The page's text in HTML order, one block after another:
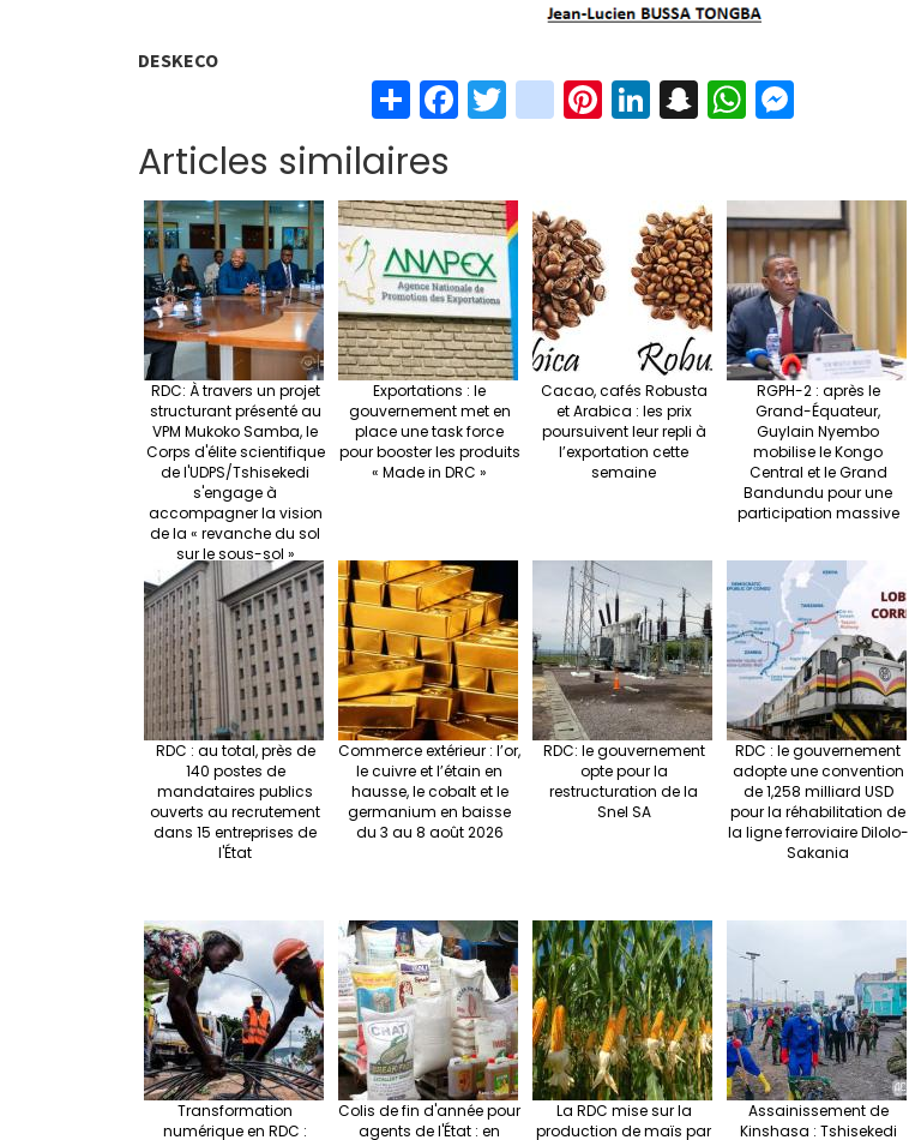
DESKECO
S
h
ar
e
Fa
ce
o
o
k
T
wi
er
in
st
ra
m
Pi
nt
Li
n
dI
n
S
n
pc
h
at
W
h
sA
p
p
n
ge
r
Articles similaires
RDC: À travers un projet
structurant présenté au
VPM Mukoko Samba, le
Corps d'élite scientifique
de l'UDPS/Tshisekedi
s'engage à
accompagner la vision
de la « revanche du sol
sur le sous-sol »
Exportations : le
gouvernement met en
place une task force
pour booster les produits
« Made in DRC »
Cacao, cafés Robusta
et Arabica : les prix
poursuivent leur repli à
l’exportation cette
semaine
RGPH-2 : après le
Grand-Équateur,
Guylain Nyembo
mobilise le Kongo
Central et le Grand
Bandundu pour une
participation massive
RDC : au total, près de
140 postes de
mandataires publics
ouverts au recrutement
dans 15 entreprises de
l'État
Commerce extérieur : l’or,
le cuivre et l’étain en
hausse, le cobalt et le
germanium en baisse
du 3 au 8 août 2026
RDC: le gouvernement
opte pour la
restructuration de la
Snel SA
RDC : le gouvernement
adopte une convention
de 1,258 milliard USD
pour la réhabilitation de
la ligne ferroviaire Dilolo-
Sakania
Transformation
numérique en RDC :
Colis de fin d'année pour
agents de l'État : en
La RDC mise sur la
production de maïs par
Assainissement de
Kinshasa : Tshisekedi